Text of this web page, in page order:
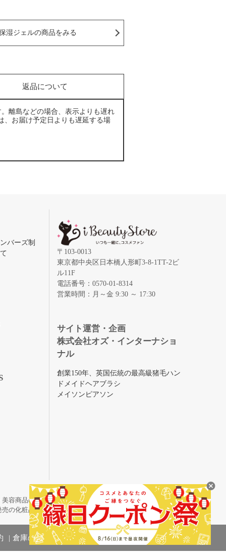
湿ジェルの商品をみる
返品について
離島などの場合、表示よりも遅れ
、お届け予定日よりも遅延する場
バーズ制
〒103-0013
東京都中央区日本橋人形町3-8-1TT-2ビ
ル11F
電話番号：0570-01-8314
営業時間：月～金 9:30 ～ 17:30
サイト運営・企画
株式会社オズ・インターナショ
ナル
創業150年、英国伝統の最高級猪毛ハン
ドメイドヘアブラシ
メイソンピアソン
容商品の通販サイトです。
の化粧品も取り揃えています。
倉庫の管理体制